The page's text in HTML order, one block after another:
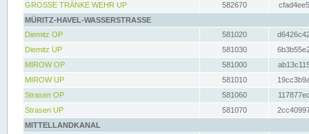
GROSSE TRÄNKE WEHR UP
582670
MÜRITZ-HAVEL-WASSERSTRASSE
Diemitz OP
581020
Diemitz UP
581030
MIROW OP
581000
MIROW UP
581010
Strasen OP
581060
Strasen UP
581070
MITTELLANDKANAL